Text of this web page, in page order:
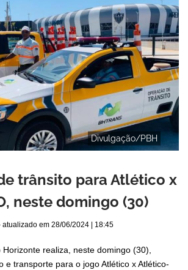
Divulgação/PBH
trânsito para Atlético x
neste domingo (30)
atualizado em 28/06/2024 | 18:45
Horizonte realiza, neste domingo (30),
e transporte para o jogo Atlético x Atlético-